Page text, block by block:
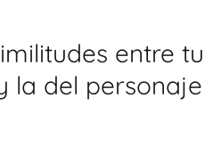
entre tu
la del personaje